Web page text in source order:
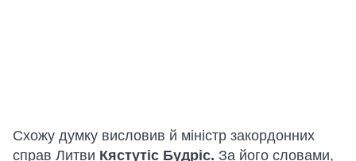
Схожу думку висловив й міністр закордонних
справ Литви Кястутіс Будріс. За його словами,